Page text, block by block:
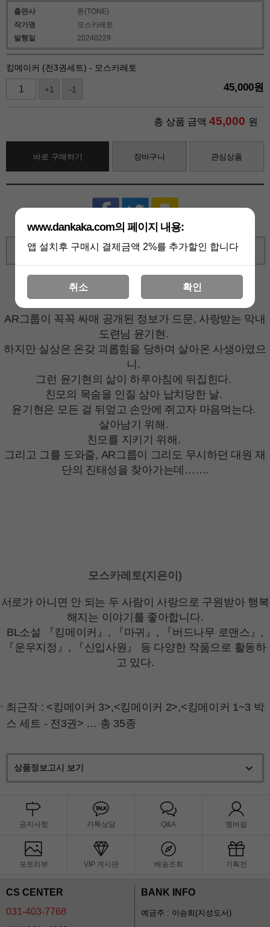
출판사
톤(TONE)
작가명
모스카레토
발행일
20240229
킹메이커 (전3권세트) - 모스카레토
+1 -1 45,000원
총 상품 금액 45,000 원
바로 구매하기 장바구니 관심상품
확대보기
상세 정보를 확대해 보실 수 있습니다
AR그룹이 꼭꼭 싸매 공개된 정보가 드문, 사랑받는 막내
도련님 윤기현.
하지만 실상은 온갖 괴롭힘을 당하며 살아온 사생아였으
니.
그런 윤기현의 삶이 하루아침에 뒤집힌다.
친모의 목숨을 인질 삼아 납치당한 날.
윤기현은 모든 걸 뒤엎고 손안에 쥐고자 마음먹는다.
살아남기 위해.
친모를 지키기 위해.
그리고 그를 도와줄, AR그룹이 그리도 무시하던 대원 재
단의 진태성을 찾아가는데…….
모스카레토(지은이)
서로가 아니면 안 되는 두 사람이 사랑으로 구원받아 행복
해지는 이야기를 좋아합니다.
BL소설 『킹메이커』, 『마귀』, 『버드나무 로맨스』,
『운우지정』, 『신입사원』 등 다양한 작품으로 활동하
고 있다.
최근작 : <킹메이커 3>,<킹메이커 2>,<킹메이커 1~3 박
스 세트 - 전3권> … 총 35종
상품정보고시 보기
공지사항 카톡상담 Q&A 멤버쉽
포토리뷰 VIP 게시판 배송조회 기획전
CS CENTER
031-403-7768
BANK INFO
예금주 : 이승희(지성도서)
www.dankaka.com의 페이지 내용:
앱 설치후 구매시 결제금액 2%를 추가할인 합니다
취소 확인